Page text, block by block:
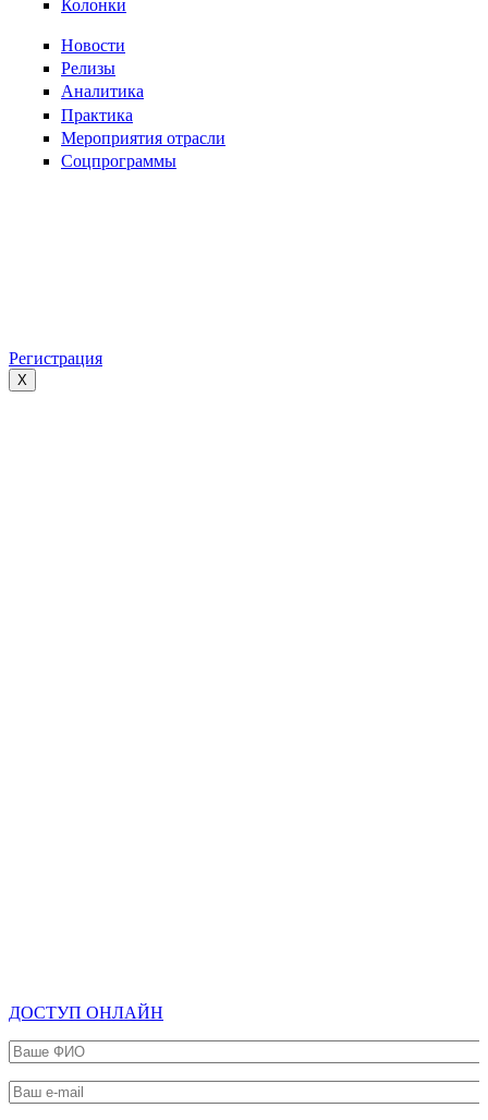
Колонки
Новости
Релизы
Аналитика
Практика
Мероприятия отрасли
Соцпрограммы
Регистрация
X
ДОСТУП ОНЛАЙН
Ваше ФИО
Ваш e-mail